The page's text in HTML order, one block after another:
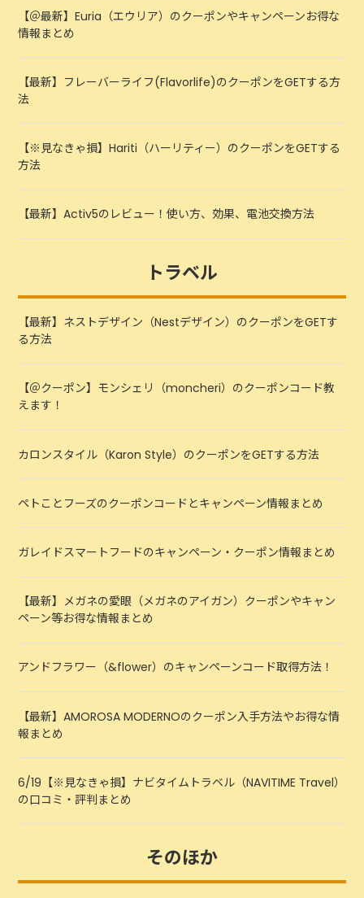
【＠最新】Euria（エウリア）のクーポンやキャンペーンお得な
情報まとめ
【最新】フレーバーライフ(Flavorlife)のクーポンをGETする方
法
【※見なきゃ損】Hariti（ハーリティー）のクーポンをGETする
方法
【最新】Activ5のレビュー！使い方、効果、電池交換方法
トラベル
【最新】ネストデザイン（Nestデザイン）のクーポンをGETす
る方法
【＠クーポン】モンシェリ（moncheri）のクーポンコード教
えます！
カロンスタイル（Karon Style）のクーポンをGETする方法
ペトことフーズのクーポンコードとキャンペーン情報まとめ
ガレイドスマートフードのキャンペーン・クーポン情報まとめ
【最新】メガネの愛眼（メガネのアイガン）クーポンやキャン
ペーン等お得な情報まとめ
アンドフラワー（&flower）のキャンペーンコード取得方法！
【最新】AMOROSA MODERNOのクーポン入手方法やお得な情
報まとめ
6/19【※見なきゃ損】ナビタイムトラベル（NAVITIME Travel）
の口コミ・評判まとめ
そのほか